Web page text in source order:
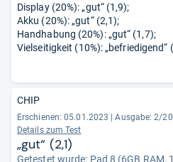
Display (20%): „gut“ (1,9);
Akku (20%): „gut“ (2,1);
Handhabung (20%): „gut“ (1,7);
Vielseitigkeit (10%): „befriedigend“
CHIP
Erschienen: 05.01.2023 | Ausgabe: 2/
Details zum Test
„gut“ (2,1)
Getestet wurde: Pad 8 (6GB RAM,